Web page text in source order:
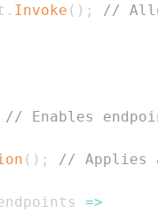
. Invoke ( ) ;
//
// Enables
( ) ; // Applies
=>